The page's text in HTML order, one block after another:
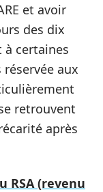
et avoir
des dix
à certaines
réservée aux
retrouvent
après
RSA (revenu